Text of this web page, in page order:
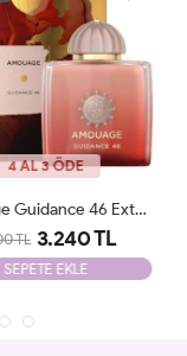
4 AL 3 ÖDE
Parfums De Marly Delina EDP 75 Ml JLT
TL 2.500 TL
SEPETE EKLE